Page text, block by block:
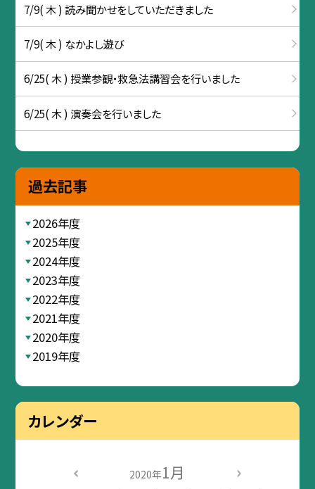
7/9( 木 ) 読み聞かせをしていただきました
7/9( 木 ) なかよし遊び
6/25( 木 ) 授業参観・救急法講習会を行いました
6/25( 木 ) 演奏会を行いました
過去記事
2026年度
2025年度
2024年度
2023年度
2022年度
2021年度
2020年度
2019年度
カレンダー
2020年1月